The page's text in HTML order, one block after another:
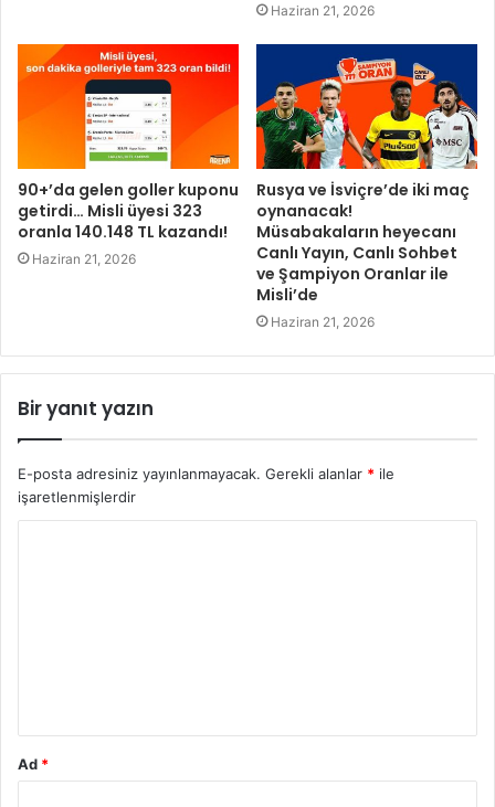
Haziran 21, 2026
90+’da gelen goller kuponu
getirdi… Misli üyesi 323
oranla 140.148 TL kazandı!
Haziran 21, 2026
Rusya ve İsviçre’de iki maç
oynanacak!
Müsabakaların heyecanı
Canlı Yayın, Canlı Sohbet
ve Şampiyon Oranlar ile
Misli’de
Haziran 21, 2026
Bir yanıt yazın
E-posta adresiniz yayınlanmayacak. Gerekli alanlar * ile
işaretlenmişlerdir
Ad *